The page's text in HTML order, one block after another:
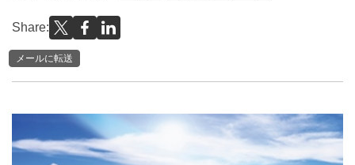
Share:
メールに転送